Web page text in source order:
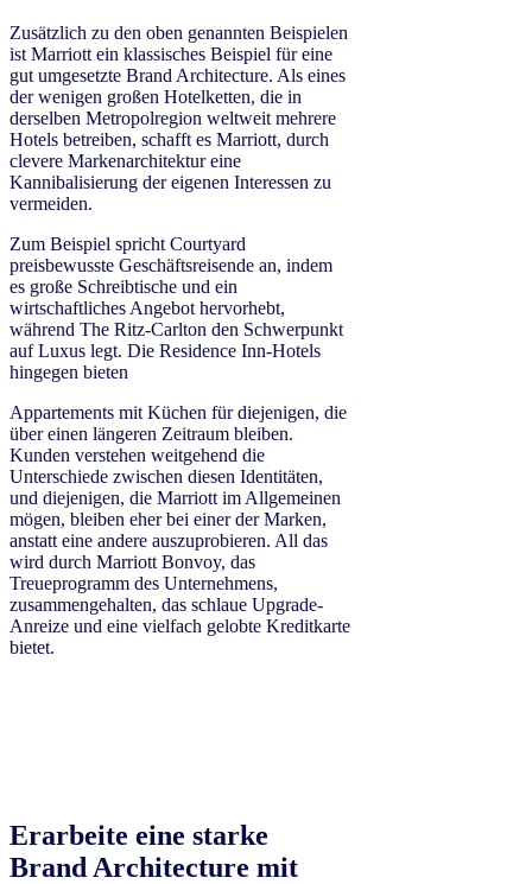
Zusätzlich zu den oben genannten Beispielen
ist Marriott ein klassisches Beispiel für eine
gut umgesetzte Brand Architecture. Als eines
der wenigen großen Hotelketten, die in
derselben Metropolregion weltweit mehrere
Hotels betreiben, schafft es Marriott, durch
clevere Markenarchitektur eine
Kannibalisierung der eigenen Interessen zu
vermeiden.
Zum Beispiel spricht Courtyard
preisbewusste Geschäftsreisende an, indem
es große Schreibtische und ein
wirtschaftliches Angebot hervorhebt,
während The Ritz-Carlton den Schwerpunkt
auf Luxus legt. Die Residence Inn-Hotels
hingegen bieten
Appartements mit Küchen für diejenigen, die
über einen längeren Zeitraum bleiben.
Kunden verstehen weitgehend die
Unterschiede zwischen diesen Identitäten,
und diejenigen, die Marriott im Allgemeinen
mögen, bleiben eher bei einer der Marken,
anstatt eine andere auszuprobieren. All das
wird durch Marriott Bonvoy, das
Treueprogramm des Unternehmens,
zusammengehalten, das schlaue Upgrade-
Anreize und eine vielfach gelobte Kreditkarte
bietet.
Erarbeite eine starke
Brand Architecture mit